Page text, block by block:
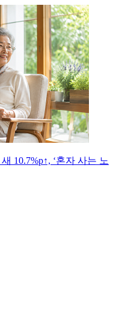
10.7%p↑, ‘혼자 사는 노